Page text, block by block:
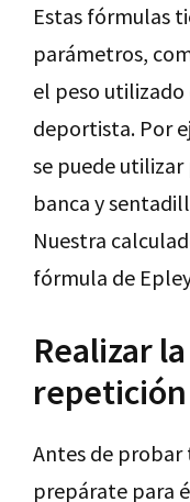
Estas fórmulas
parámetros,
el peso
deportista. Por
se puede utilizar
banca y
Nuestra
fórmula de
Realizar
Antes de probar
prepárate para